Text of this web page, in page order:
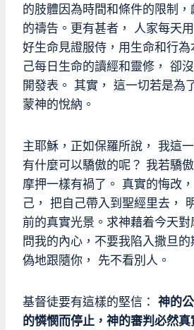
的肢體因為時間和條件的限制
的禱告。更有甚者， 人家每天
好生命見證服侍，用生命和行
己每日生命的讀經和靈修， 卻
開發表。 其實， 這一切若是為
蒙神的悅納。
主耶穌，正如保羅所說， 我這
有什麼可以驕傲的呢？ 我若驕
摩押一樣有禍了。 真實的悔改
己， 把自己帶入到聖經里去，
前的真實光景。求神藉着今天
問我的內心，不要我陷入撒旦
偽地跟隨你， 先不看別人。
基督徒要有這樣的堅信： 神的
的憐憫而停止，神的審判必然